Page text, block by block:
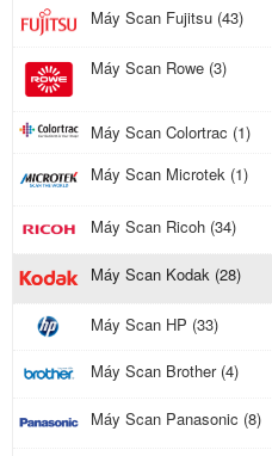
Máy Scan Fujitsu (43)
Máy Scan Rowe (3)
Máy Scan Colortrac (1)
Máy Scan Microtek (1)
Máy Scan Ricoh (34)
Máy Scan Kodak (28)
Máy Scan HP (33)
Máy Scan Brother (4)
Máy Scan Panasonic (8)